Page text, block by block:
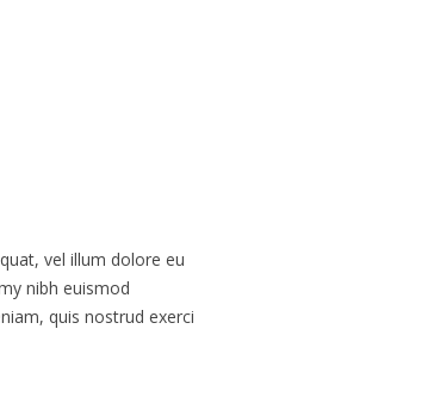
vel illum dolore eu
nibh euismod
quis nostrud exerci